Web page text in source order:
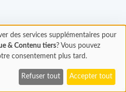
des services supplémentaires pour
& Contenu tiers? Vous pouvez
consentement plus tard.
Refuser tout Accepter tout